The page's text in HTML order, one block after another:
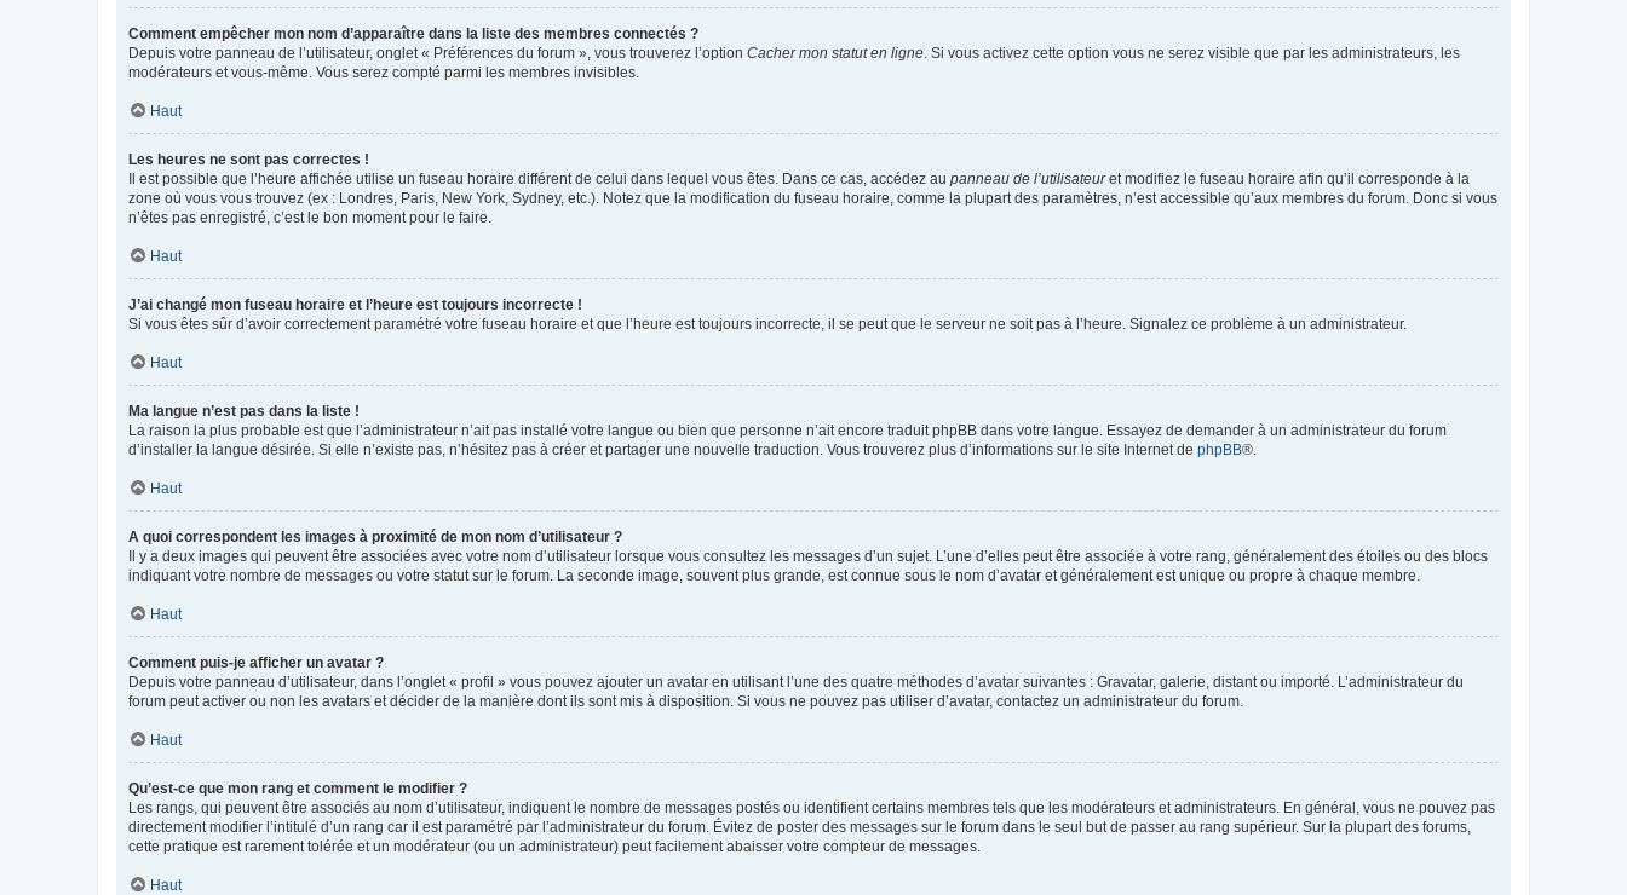
Comment empêcher mon nom d’apparaître dans la liste des membres connectés ?
Depuis votre panneau de l’utilisateur, onglet « Préférences du forum », vous trouverez l’option Cacher mon statut en ligne. Si vous activez cette option vous ne serez visible que par les administrateurs, les
modérateurs et vous-même. Vous serez compté parmi les membres invisibles.
Haut
Les heures ne sont pas correctes !
Il est possible que l’heure affichée utilise un fuseau horaire différent de celui dans lequel vous êtes. Dans ce cas, accédez au panneau de l’utilisateuret modifiez le fuseau horaire afin qu’il corresponde à la
zone où vous vous trouvez (ex : Londres, Paris, New York, Sydney, etc.). Notez que la modification du fuseau horaire, comme la plupart des paramètres, n’est accessible qu’aux membres du forum. Donc si vous
n’êtes pas enregistré, c’est le bon moment pour le faire.
Haut
J’ai changé mon fuseau horaire et l’heure est toujours incorrecte !
Si vous êtes sûr d’avoir correctement paramétré votre fuseau horaire et que l’heure est toujours incorrecte, il se peut que le serveur ne soit pas à l’heure. Signalez ce problème à un administrateur.
Haut
Ma langue n’est pas dans la liste !
La raison la plus probable est que l’administrateur n’ait pas installé votre langue ou bien que personne n’ait encore traduit phpBB dans votre langue. Essayez de demander à un administrateur du forum
d’installer la langue désirée. Si elle n’existe pas, n’hésitez pas à créer et partager une nouvelle traduction. Vous trouverez plus d’informations sur le site Internet de phpBB®.
Haut
A quoi correspondent les images à proximité de mon nom d’utilisateur ?
Il y a deux images qui peuvent être associées avec votre nom d’utilisateur lorsque vous consultez les messages d’un sujet. L’une d’elles peut être associée à votre rang, généralement des étoiles ou des blocs
indiquant votre nombre de messages ou votre statut sur le forum. La seconde image, souvent plus grande, est connue sous le nom d’avatar et généralement est unique ou propre à chaque membre.
Haut
Comment puis-je afficher un avatar ?
Depuis votre panneau d’utilisateur, dans l’onglet « profil » vous pouvez ajouter un avatar en utilisant l’une des quatre méthodes d’avatar suivantes : Gravatar, galerie, distant ou importé. L’administrateur du
forum peut activer ou non les avatars et décider de la manière dont ils sont mis à disposition. Si vous ne pouvez pas utiliser d’avatar, contactez un administrateur du forum.
Haut
Qu’est-ce que mon rang et comment le modifier ?
Les rangs, qui peuvent être associés au nom d’utilisateur, indiquent le nombre de messages postés ou identifient certains membres tels que les modérateurs et administrateurs. En général, vous ne pouvez pas
directement modifier l’intitulé d’un rang car il est paramétré par l’administrateur du forum. Évitez de poster des messages sur le forum dans le seul but de passer au rang supérieur. Sur la plupart des forums,
cette pratique est rarement tolérée et un modérateur (ou un administrateur) peut facilement abaisser votre compteur de messages.
Haut